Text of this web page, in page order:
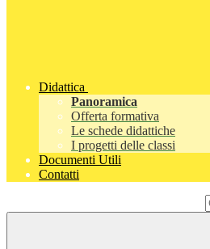
Didattica
Panoramica
Offerta formativa
Le schede didattiche
I progetti delle classi
Documenti Utili
Contatti